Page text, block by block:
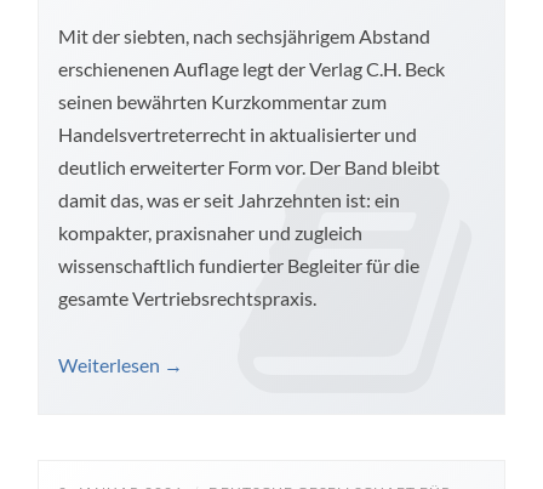
Mit der siebten, nach sechsjährigem Abstand
erschienenen Auflage legt der Verlag C.H. Beck
seinen bewährten Kurzkommentar zum
Handelsvertreterrecht in aktualisierter und
deutlich erweiterter Form vor. Der Band bleibt
damit das, was er seit Jahrzehnten ist: ein
kompakter, praxisnaher und zugleich
wissenschaftlich fundierter Begleiter für die
gesamte Vertriebsrechtspraxis.
Weiterlesen →